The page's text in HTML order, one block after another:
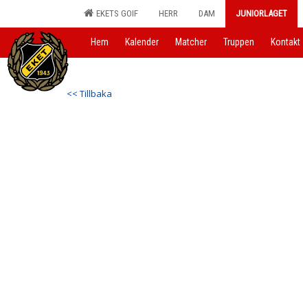
EKETS GOIF HERR DAM JUNIORLAGET
Hem Kalender Matcher Truppen Kontakt
<< Tillbaka